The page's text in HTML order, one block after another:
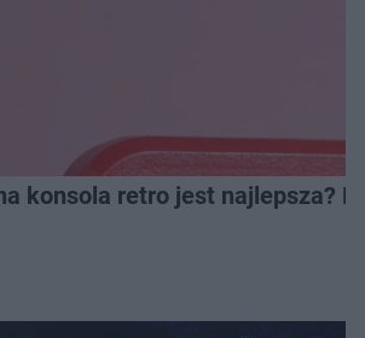
konsola retro jest najlepsza?